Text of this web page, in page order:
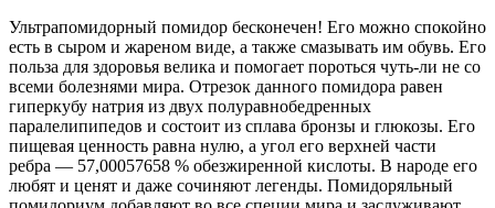
Ультрапомидорный помидор бесконечен! Его можно спокойно
есть в сыром и жареном виде, а также смазывать им обувь. Его
польза для здоровья велика и помогает пороться чуть-ли не со
всеми болезнями мира. Отрезок данного помидора равен
гиперкубу натрия из двух полуравнобедренных
паралелипипедов и состоит из сплава бронзы и глюкозы. Его
пищевая ценность равна нулю, а угол его верхней части
ребра — 57,00057658 % обезжиренной кислоты. В народе его
любят и ценят и даже сочиняют легенды. Помидоряльный